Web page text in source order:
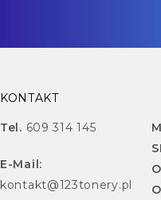
KONTAKT
Tel. 609 314 145
E-Mail:
kontakt@123tonery.pl